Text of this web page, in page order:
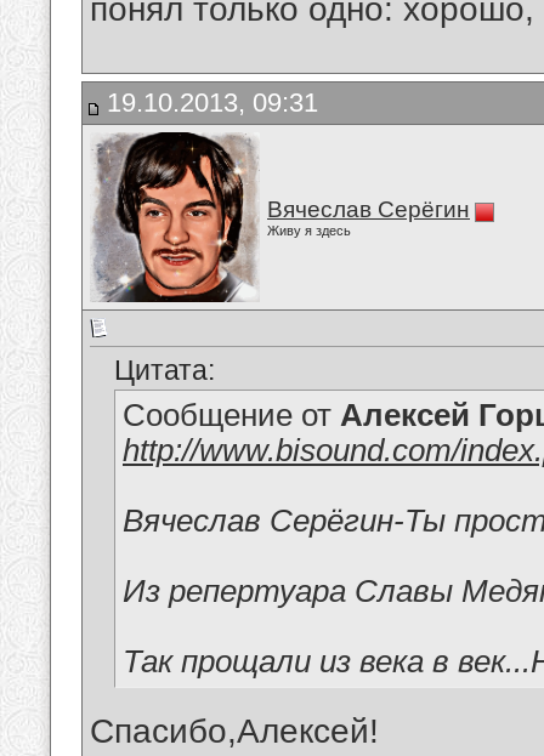
понял только одно:
19.10.2013, 09:31
Вячеслав Серёгин
Живу я здесь
Цитата:
Сообщение от Алексей
http://www.bisound.com/
Вячеслав Серёгин-Ты
Из репертуара Славы
Так прощали из века в
Спасибо,Алексей!